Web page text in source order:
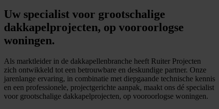
Uw specialist voor grootschalige
dakkapelprojecten, op vooroorlogse
woningen.
Als marktleider in de dakkapellenbranche heeft Ruiter Projecten
zich ontwikkeld tot een betrouwbare en deskundige partner. Onze
jarenlange ervaring, in combinatie met diepgaande technische kennis
en een professionele, projectgerichte aanpak, maakt ons dé specialist
voor grootschalige dakkapelprojecten, op vooroorlogse woningen.